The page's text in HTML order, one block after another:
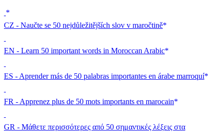
CZ - Naučte se 50 nejdůležitějších slov v maročtině
EN - Learn 50 important words in Moroccan Arabic
ES - Aprender más de 50 palabras importantes en árabe marroquí
FR - Apprenez plus de 50 mots importants en marocain
GR - Μάθετε περισσότερες από 50 σημαντικές λέξεις στα